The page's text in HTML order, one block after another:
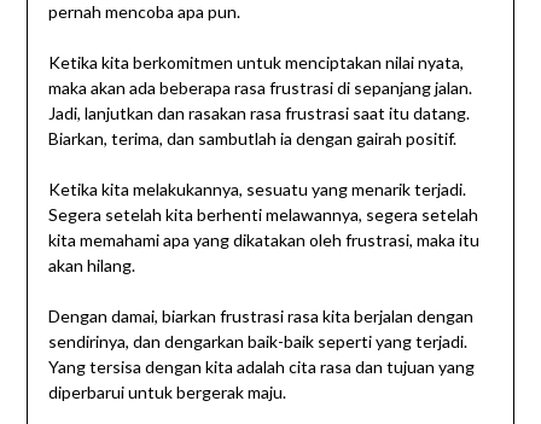
pernah mencoba apa pun.
Ketika kita berkomitmen untuk menciptakan nilai nyata,
maka akan ada beberapa rasa frustrasi di sepanjang jalan.
Jadi, lanjutkan dan rasakan rasa frustrasi saat itu datang.
Biarkan, terima, dan sambutlah ia dengan gairah positif.
Ketika kita melakukannya, sesuatu yang menarik terjadi.
Segera setelah kita berhenti melawannya, segera setelah
kita memahami apa yang dikatakan oleh frustrasi, maka itu
akan hilang.
Dengan damai, biarkan frustrasi rasa kita berjalan dengan
sendirinya, dan dengarkan baik-baik seperti yang terjadi.
Yang tersisa dengan kita adalah cita rasa dan tujuan yang
diperbarui untuk bergerak maju.